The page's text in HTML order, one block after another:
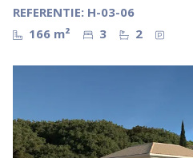
REFERENTIE: H-03-06
166 m²
3 2